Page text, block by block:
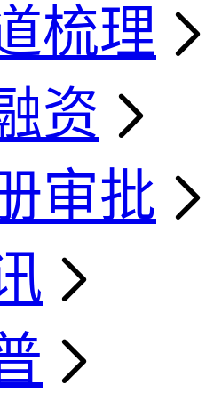
梳理
资
审批